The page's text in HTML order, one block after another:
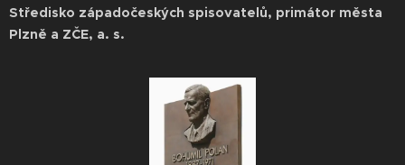
Středisko západočeských spisovatelů, primátor města
Plzně a ZČE, a. s.